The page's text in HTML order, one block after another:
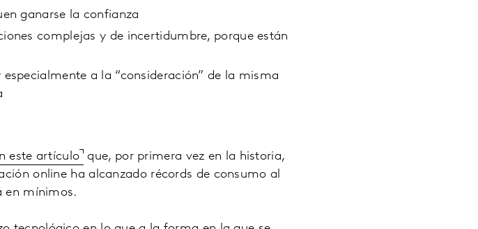
ganarse la confianza
complejas y de incertidumbre, porque están
a la “consideración” de la misma
este artículo que, por primera vez en la historia,
online ha alcanzado récords de consumo al
en mínimos.